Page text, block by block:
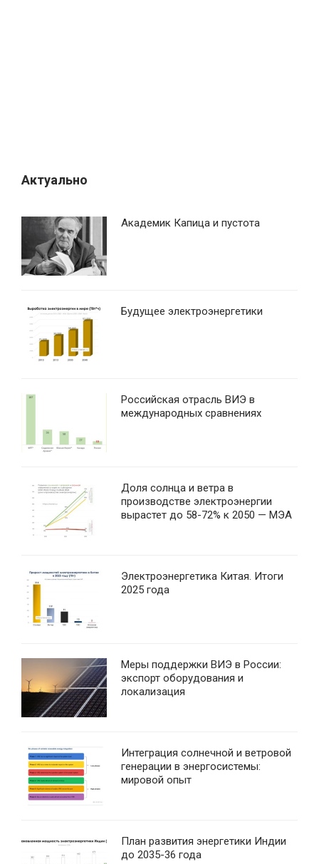
я
Актуально
Академик Капица и пустота
Будущее электроэнергетики
Российская отрасль ВИЭ в
международных сравнениях
Доля солнца и ветра в
производстве электроэнергии
вырастет до 58-72% к 2050 — МЭА
Электроэнергетика Китая. Итоги
2025 года
Меры поддержки ВИЭ в России:
экспорт оборудования и
локализация
Интеграция солнечной и ветровой
генерации в энергосистемы:
мировой опыт
План развития энергетики Индии
до 2035-36 года